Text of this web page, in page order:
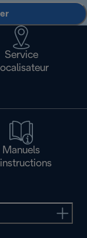
Service
Manuels